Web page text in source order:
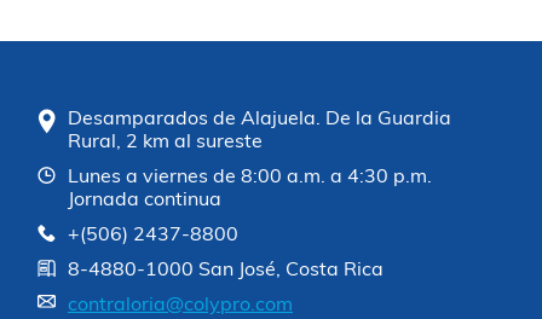
Desamparados de Alajuela. De la Guardia
Rural, 2 km al sureste
Lunes a viernes de 8:00 a.m. a 4:30 p.m.
Jornada continua
+(506) 2437-8800
8-4880-1000 San José, Costa Rica
contraloria@colypro.com